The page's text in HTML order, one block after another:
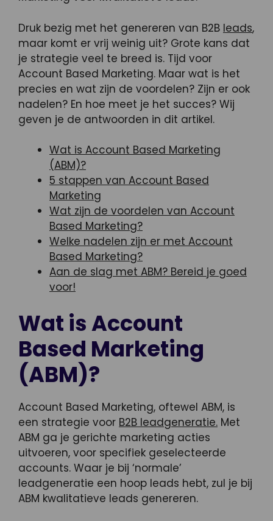
Druk bezig met het genereren van B2B leads,
maar komt er vrij weinig uit? Grote kans dat
je strategie veel te breed is. Tijd voor
Account Based Marketing. Maar wat is het
precies en wat zijn de voordelen? Zijn er ook
nadelen? En hoe meet je het succes? Wij
geven je de antwoorden in dit artikel.
Wat is Account Based Marketing
(ABM)?
5 stappen van Account Based
Marketing
Wat zijn de voordelen van Account
Based Marketing?
Welke nadelen zijn er met Account
Based Marketing?
Aan de slag met ABM? Bereid je goed
voor!
Wat is Account
Based Marketing
(ABM)?
Account Based Marketing, oftewel ABM, is
een strategie voor B2B leadgeneratie. Met
ABM ga je gerichte marketing acties
uitvoeren, voor specifiek geselecteerde
accounts. Waar je bij ‘normale’
leadgeneratie een hoop leads hebt, zul je bij
ABM kwalitatieve leads genereren.